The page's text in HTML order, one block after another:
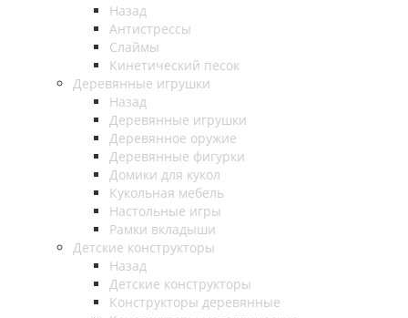
Назад
Антистрессы
Слаймы
Кинетический песок
Деревянные игрушки
Назад
Деревянные игрушки
Деревянное оружие
Деревянные фигурки
Домики для кукол
Кукольная мебель
Настольные игры
Рамки вкладыши
Детские конструкторы
Назад
Детские конструкторы
Конструкторы деревянные